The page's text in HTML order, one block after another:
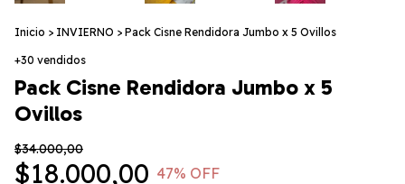
Inicio > INVIERNO > Pack Cisne Rendidora Jumbo x 5 Ovillos
+30 vendidos
Pack Cisne Rendidora Jumbo x 5
Ovillos
$34.000,00
$18.000,00 47% OFF